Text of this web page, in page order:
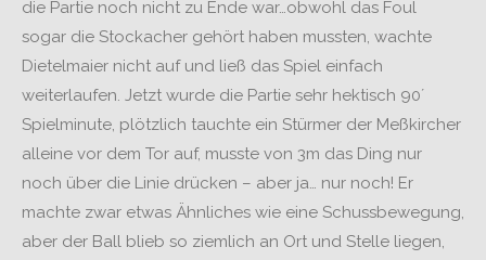
die Partie noch nicht zu Ende war…obwohl das Foul
sogar die Stockacher gehört haben mussten, wachte
Dietelmaier nicht auf und ließ das Spiel einfach
weiterlaufen. Jetzt wurde die Partie sehr hektisch 90´
Spielminute, plötzlich tauchte ein Stürmer der Meßkircher
alleine vor dem Tor auf, musste von 3m das Ding nur
noch über die Linie drücken – aber ja… nur noch! Er
machte zwar etwas Ähnliches wie eine Schussbewegung,
aber der Ball blieb so ziemlich an Ort und Stelle liegen,